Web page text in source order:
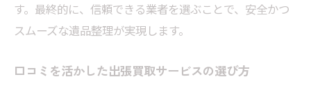
台東区の出張買取で遺品整理を始める手順
家電や家具もまとめて査定できる出張買取
す。最終的に、信頼できる業者を選ぶことで、安全かつ
スムーズな遺品整理が実現します。
口コミを活かした出張買取サービスの選び方